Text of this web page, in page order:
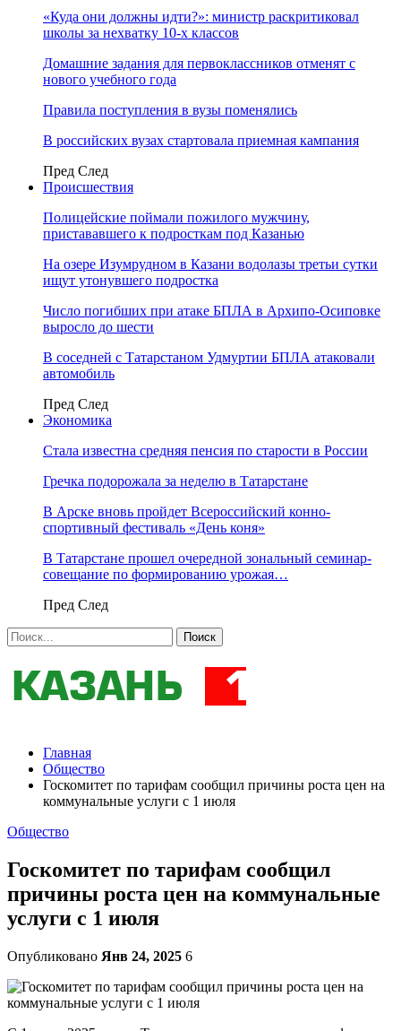
«Куда они должны идти?»: министр раскритиковал
школы за нехватку 10-х классов
Домашние задания для первоклассников отменят с
нового учебного года
Правила поступления в вузы поменялись
В российских вузах стартовала приемная кампания
Пред След
Происшествия
Полицейские поймали пожилого мужчину,
пристававшего к подросткам под Казанью
На озере Изумрудном в Казани водолазы третьи сутки
ищут утонувшего подростка
Число погибших при атаке БПЛА в Архипо-Осиповке
выросло до шести
В соседней с Татарстаном Удмуртии БПЛА атаковали
автомобиль
Пред След
Экономика
Стала известна средняя пенсия по старости в России
Гречка подорожала за неделю в Татарстане
В Арске вновь пройдет Всероссийский конно-
спортивный фестиваль «День коня»
В Татарстане прошел очередной зональный семинар-
совещание по формированию урожая…
Пред След
Главная
Общество
Госкомитет по тарифам сообщил причины роста цен на
коммунальные услуги с 1 июля
Общество
Госкомитет по тарифам сообщил
причины роста цен на коммунальные
услуги с 1 июля
Опубликовано Янв 24, 2025 6